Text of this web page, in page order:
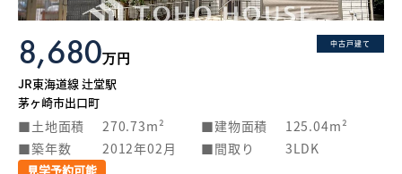
中古戸建て
8,680万円
JR東海道線 辻堂駅
茅ヶ崎市出口町
土地面積 270.73m² 建物面積
125.04m²
築年数
2012年02月 間取り 3LDK
見学予約可能